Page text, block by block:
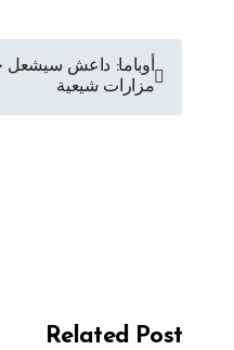
تصفّح
المقالات
أوباما: داعش سيشعل
مزارات شيعية
Related Post